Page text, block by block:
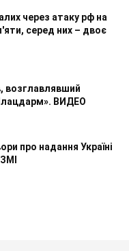
через атаку рф на
серед них – двоє
возглавлявший
ВИДЕО
про надання Україні